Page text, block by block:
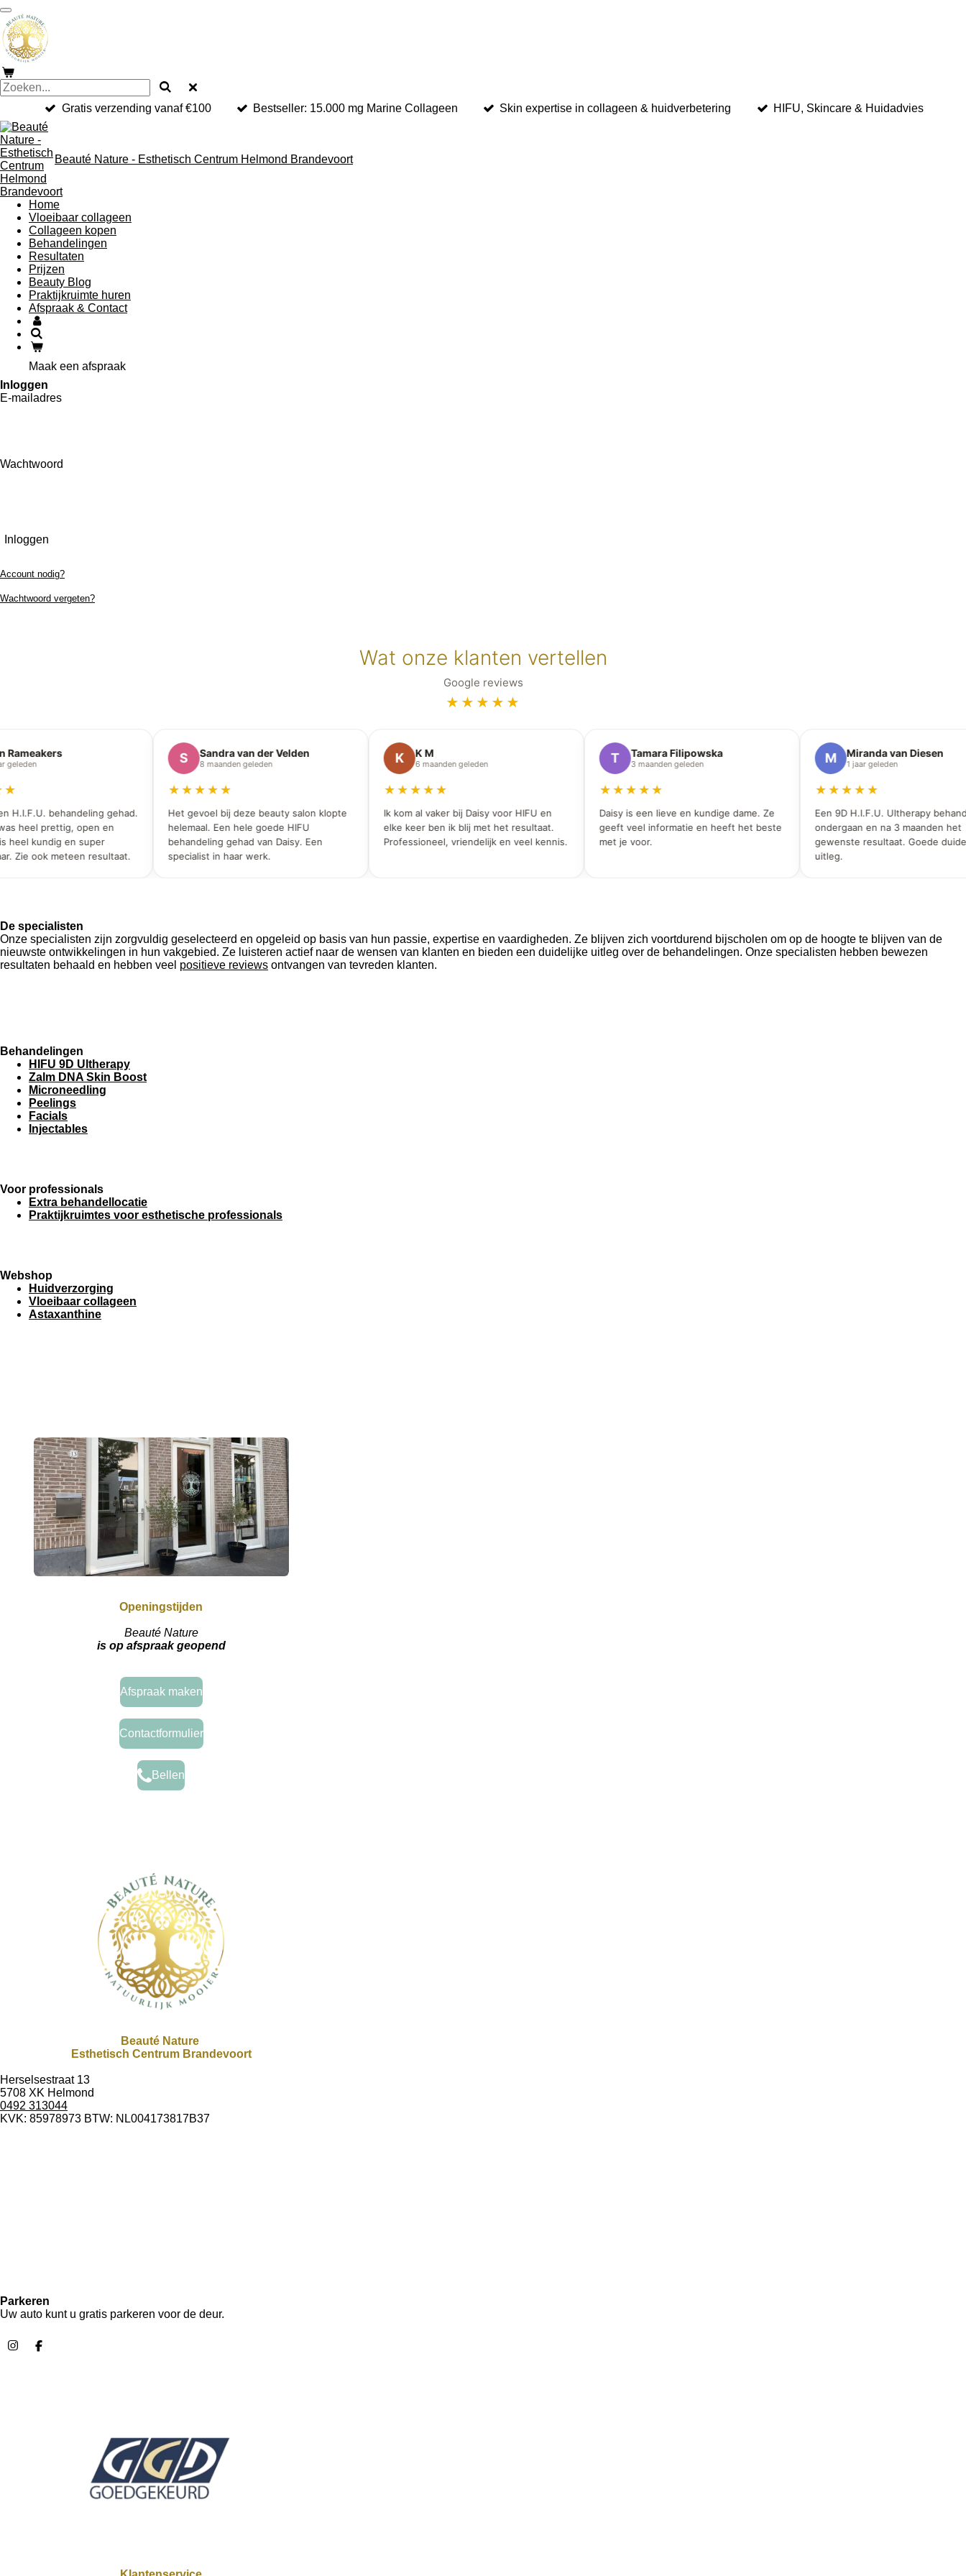
Ga
direct
naar
de
hoofdinhoud
Gratis verzending vanaf €100 Bestseller: 15.000 mg Marine Collageen Skin expertise in collageen & huidverbetering HIFU, Skincare & Huidadvies
Beauté Nature - Esthetisch Centrum Helmond Brandevoort
Home
Vloeibaar collageen
Collageen kopen
Behandelingen
Resultaten
Prijzen
Beauty Blog
Praktijkruimte huren
Afspraak & Contact
Maak een afspraak
Inloggen
E-mailadres
Wachtwoord
Inloggen
Account nodig?
Wachtwoord vergeten?
Wat onze klanten vertellen
Google reviews
★★★★★
behandeling gehad.
heel prettig, open en
kundig en super
Zie ook meteen resultaat.
S Sandra van der Velden
8 maanden geleden
★★★★★
Het gevoel bij deze beauty salon klopte
helemaal. Een hele goede HIFU
behandeling gehad van Daisy. Een
specialist in haar werk.
K K M
6 maanden geleden
★★★★★
Ik kom al vaker bij Daisy voor HIFU en
elke keer ben ik blij met het resultaat.
Professioneel, vriendelijk en veel kennis.
T Tamara Filipowska
3 maanden geleden
★★★★★
Daisy is een lieve en kundige dame. Ze
geeft veel informatie en heeft het beste
met je voor.
M Miranda van Diesen
1 jaar geleden
★★★★★
Een 9D H.I.F.U. Ultherapy
ondergaan en na 3 maanden het
gewenste resultaat. Goede
uitleg.
De specialisten
Onze specialisten zijn zorgvuldig geselecteerd en opgeleid op basis van hun passie, expertise en vaardigheden. Ze blijven zich voortdurend bijscholen om op de hoogte te blijven van de
nieuwste ontwikkelingen in hun vakgebied. Ze luisteren actief naar de wensen van klanten en bieden een duidelijke uitleg over de behandelingen. Onze specialisten hebben bewezen
resultaten behaald en hebben veel positieve reviews ontvangen van tevreden klanten.
Behandelingen
HIFU 9D Ultherapy
Zalm DNA Skin Boost
Microneedling
Peelings
Facials
Injectables
Voor professionals
Extra behandellocatie
Praktijkruimtes voor esthetische professionals
Webshop
Huidverzorging
Vloeibaar collageen
Astaxanthine
Openingstijden
Beauté Nature
is op afspraak geopend
Afspraak maken
Contactformulier
Bellen
Beauté Nature
Esthetisch Centrum Brandevoort
Herselsestraat 13
5708 XK Helmond
0492 313044
KVK: 85978973 BTW: NL004173817B37
Parkeren
Uw auto kunt u gratis parkeren voor de deur.
I
F